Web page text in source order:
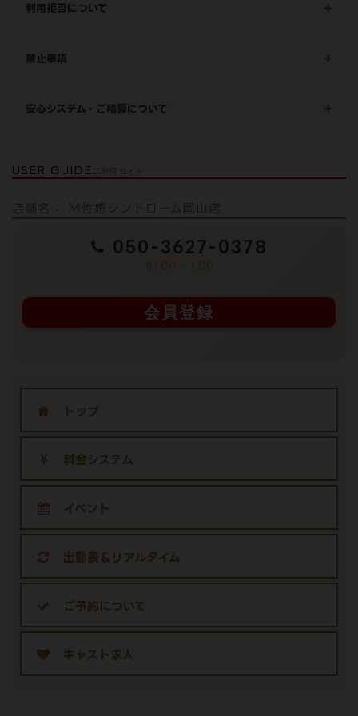
利用拒否について
禁止事項
安心システム・ご精算について
USER GUIDE
050-3627-0378
10:00 - 1:00
会員登録
トップ
料金システム
イベント
出勤表＆リアルタイム
ご予約について
キャスト求人